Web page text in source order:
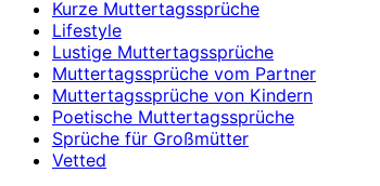
Kurze Muttertagssprüche
Lifestyle
Lustige Muttertagssprüche
Muttertagssprüche vom Partner
Muttertagssprüche von Kindern
Poetische Muttertagssprüche
Sprüche für Großmütter
Vetted